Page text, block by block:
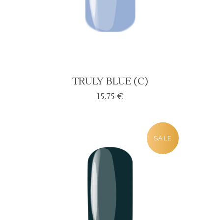
TRULY BLUE (C)
15.75 €
SALE